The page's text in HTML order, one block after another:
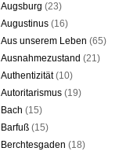
Augsburg (23)
Augustinus (16)
Aus unserem Leben (65)
Ausnahmezustand (21)
Authentizität(10)
Autoritarismus (19)
Bach (15)
Barfuß (15)
Berchtesgaden (18)